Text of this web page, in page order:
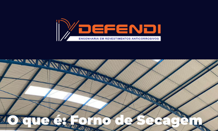
O que é: Forno de Secagem